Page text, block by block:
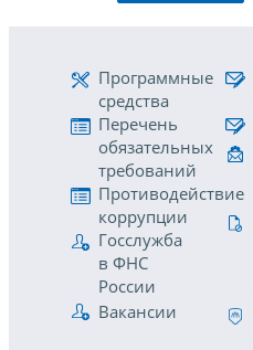
Программные
средства
Перечень
обязательных
требований
Противодействие
коррупции
Госслужба
в ФНС
России
Вакансии